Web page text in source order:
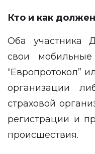
Кто и как
Оба участника
свои
“Европротокол”
организации
страховой
регистрации и
происшествия.